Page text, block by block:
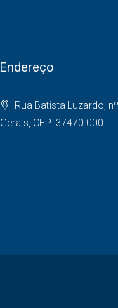
Endereço
Rua Batista Luzardo,
Gerais, CEP: 37470-000.